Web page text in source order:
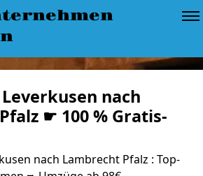
nach
☛ 100 % Gratis-
nach Lambrecht Pfalz : Top-